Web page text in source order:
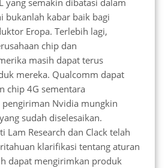
bukanlah kabar baik bagi
Eropa. Terlebih lagi,
chip dan
masih dapat terus
mereka. Qualcomm dapat
chip 4G sementara
Nvidia mungkin
sudah diselesaikan.
Lam Research dan Clack telah
klarifikasi tentang aturan
dapat mengirimkan produk